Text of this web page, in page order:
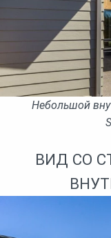
Небольшой
ВИД СО